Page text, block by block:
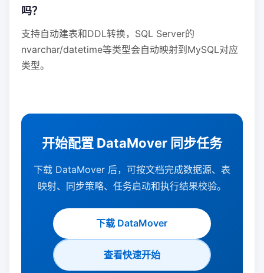
吗？
支持自动建表和DDL转换，SQL Server的
nvarchar/datetime等类型会自动映射到MySQL对应
类型。
开始配置 DataMover 同步任务
下载 DataMover 后，可按文档完成数据源、表
映射、同步策略、任务启动和执行结果校验。
下载 DataMover
查看快速开始